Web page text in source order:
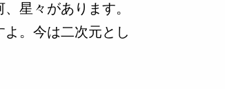
星々があります。
。今は二次元とし